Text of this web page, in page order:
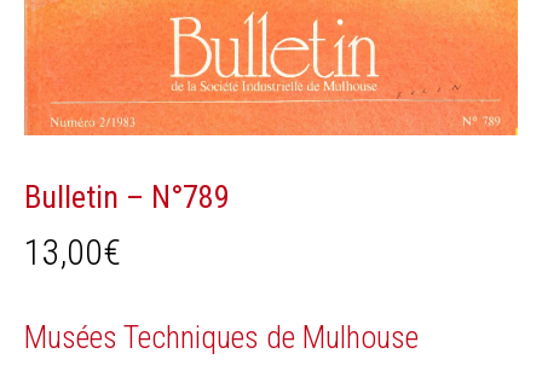
Bulletin – N°789
13,00€
Musées Techniques de Mulhouse